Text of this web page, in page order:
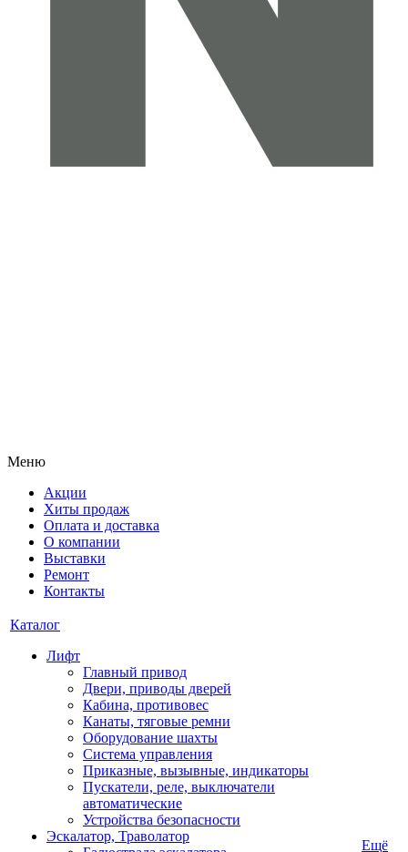
Меню
Акции
Хиты продаж
Оплата и доставка
О компании
Выставки
Ремонт
Контакты
Каталог
Лифт
Главный привод
Двери, приводы дверей
Кабина, противовес
Канаты, тяговые ремни
Оборудование шахты
Система управления
Приказные, вызывные, индикаторы
Пускатели, реле, выключатели
автоматические
Устройства безопасности
Эскалатор, Траволатор
Ещё